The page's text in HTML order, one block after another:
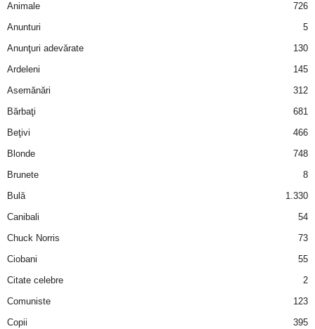
Animale
726
Anunturi
5
Anunţuri adevărate
130
Ardeleni
145
Asemănări
312
Bărbaţi
681
Beţivi
466
Blonde
748
Brunete
8
Bulă
1.330
Canibali
54
Chuck Norris
73
Ciobani
55
Citate celebre
2
Comuniste
123
Copii
395